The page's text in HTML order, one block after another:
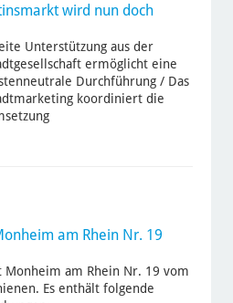
wird nun doch
Unterstützung aus der
ermöglicht eine
Durchführung / Das
koordiniert die
am Rhein Nr. 19
Monheim am Rhein Nr. 19 vom
Es enthält folgende